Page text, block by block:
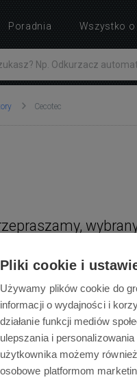
Cecotec
Poradnia Wszystko o
Pliki cookie i
Używamy plików cookie do
informacji o wydajności i
działanie funkcji mediów
ulepszania i
użytkownika możemy
osobowe platformom